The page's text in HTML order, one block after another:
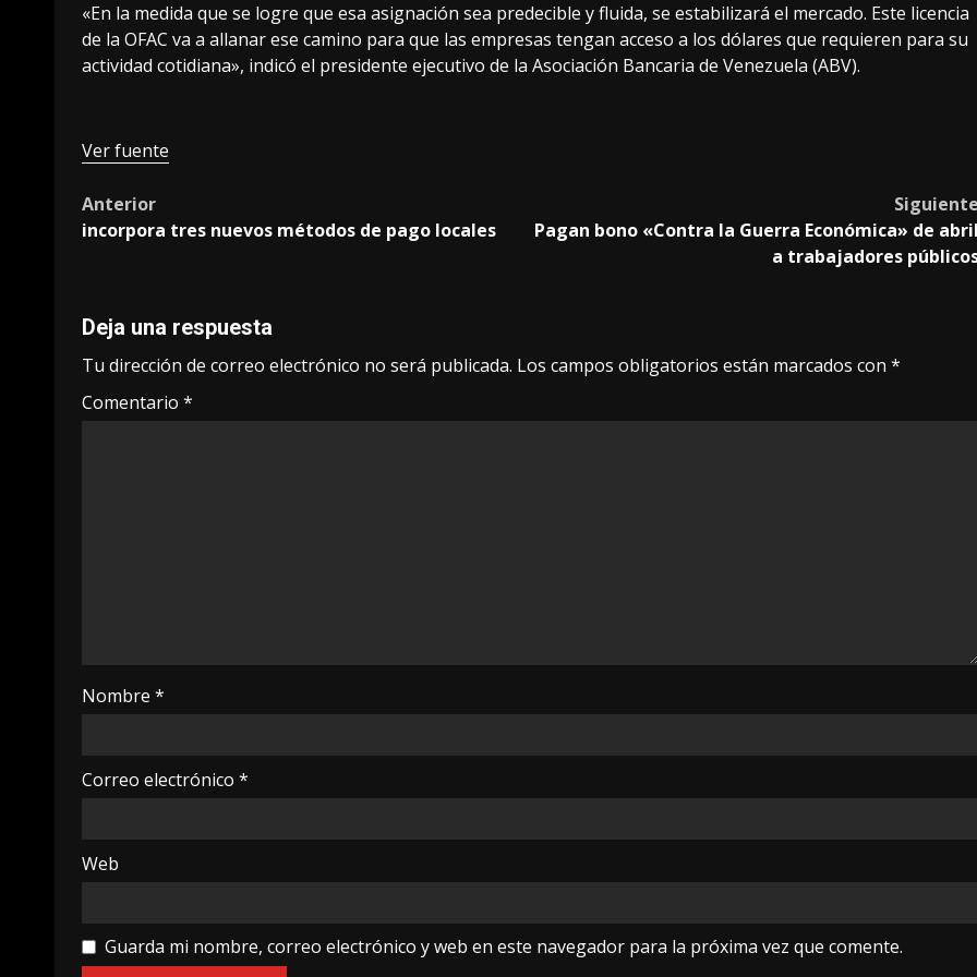
«En la medida que se logre que esa asignación sea predecible y fluida, se estabilizará el mercado. Este licencia
de la OFAC va a allanar ese camino para que las empresas tengan acceso a los dólares que requieren para su
actividad cotidiana», indicó el presidente ejecutivo de la Asociación Bancaria de Venezuela (ABV).
Ver fuente
Post
navigation
Anterior
incorpora tres nuevos métodos de pago locales
Siguiente
Pagan bono «Contra la Guerra Económica» de abril
a trabajadores
Deja una respuesta
Tu dirección de correo electrónico no será publicada. Los campos obligatorios están marcados con *
Comentario *
Nombre *
Correo electrónico *
Web
Guarda mi nombre, correo electrónico y web en este navegador para la próxima vez que comente.